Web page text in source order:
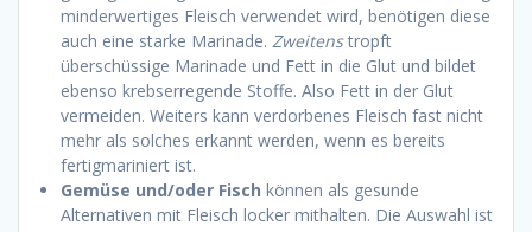
minderwertiges Fleisch verwendet wird, benötigen diese
auch eine starke Marinade. Zweitenstropft
überschüssige Marinade und Fett in die Glut und bildet
ebenso krebserregende Stoffe. Also Fett in der Glut
vermeiden. Weiters kann verdorbenes Fleisch fast nicht
mehr als solches erkannt werden, wenn es bereits
fertigmariniert ist.
Gemüse und/oder Fisch können als gesunde
Alternativen mit Fleisch locker mithalten. Die Auswahl ist